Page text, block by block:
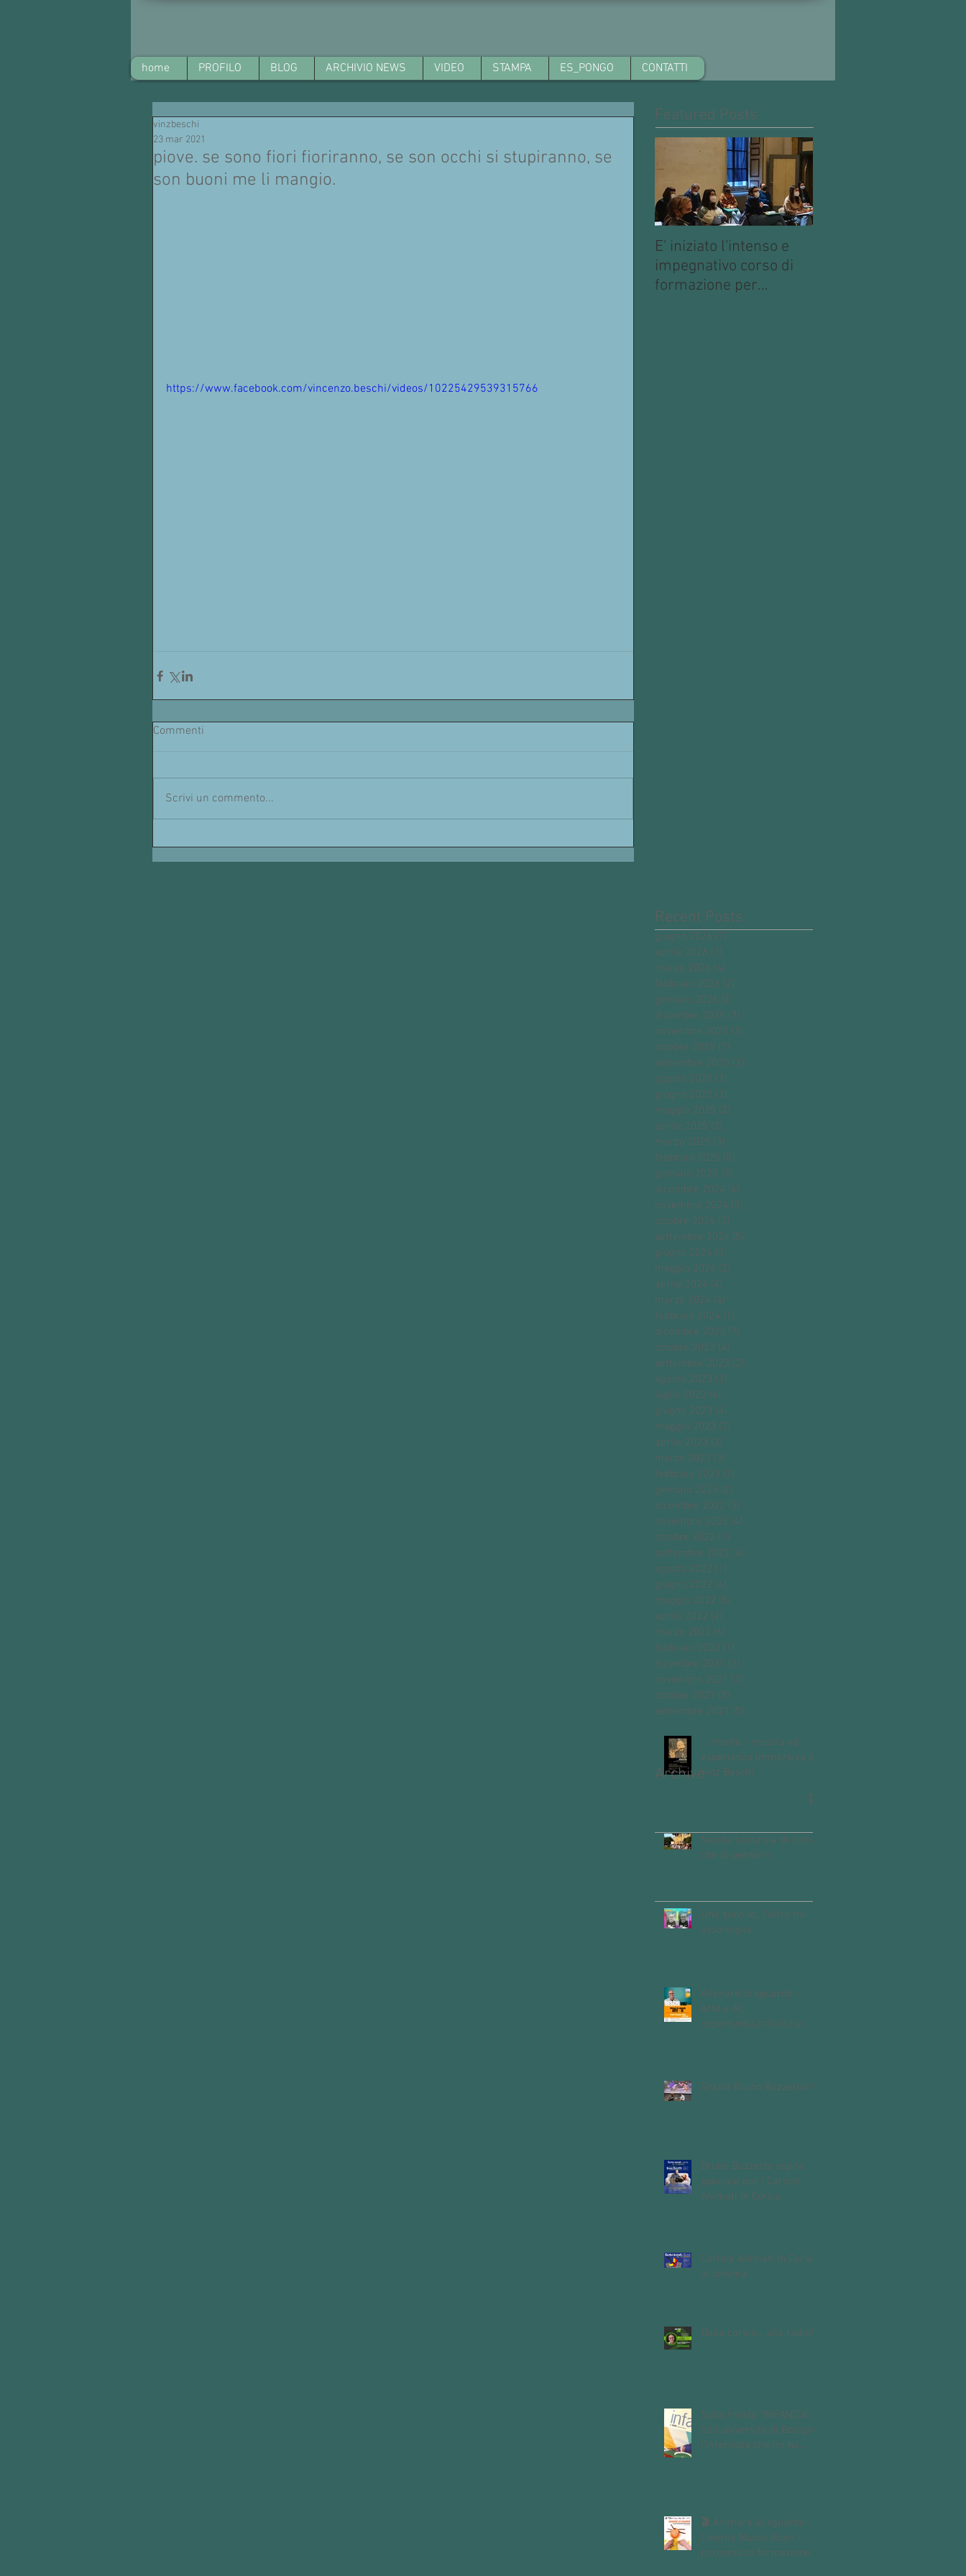
home PROFILO BLOG ARCHIVIO NEWS VIDEO STAMPA ES_PONGO CONTATTI
piove. se sono fiori fioriranno, se son occhi si stupiranno, se
son buoni me li mangio.
vinzbeschi
23 mar 2021
https://www.facebook.com/vincenzo.beschi/videos/10225429539315766
Commenti
Scrivi un commento...
Featured Posts
E' iniziato l'intenso e
impegnativo corso di
formazione per
Recent Posts
giugno 2026 (7)
aprile 2026 (1)
marzo 2026 (4)
febbraio 2026 (2)
gennaio 2026 (2)
dicembre 2025 (7)
novembre 2025 (3)
ottobre 2025 (1)
settembre 2025 (2)
agosto 2025 (3)
giugno 2025 (3)
maggio 2025 (2)
aprile 2025 (3)
marzo 2025 (3)
febbraio 2025 (5)
gennaio 2025 (3)
dicembre 2024 (4)
novembre 2024 (3)
ottobre 2024 (3)
settembre 2024 (5)
giugno 2024 (3)
maggio 2024 (2)
aprile 2024 (4)
marzo 2024 (4)
febbraio 2024 (1)
dicembre 2023 (7)
ottobre 2023 (4)
settembre 2023 (2)
agosto 2023 (3)
luglio 2023 (4)
giugno 2023 (4)
maggio 2023 (7)
aprile 2023 (3)
marzo 2023 (3)
febbraio 2023 (2)
gennaio 2023 (2)
dicembre 2022 (3)
novembre 2022 (4)
ottobre 2022 (1)
settembre 2022 (4)
agosto 2022 (1)
giugno 2022 (4)
maggio 2022 (5)
aprile 2022 (4)
marzo 2022 (6)
febbraio 2022 (1)
dicembre 2021 (3)
novembre 2021 (2)
ottobre 2021 (5)
settembre 2021 (5)
… mente - mostra ed
esperienza immersiva di
Vinz Beschi
Serata calda sia di clima
che di pensieri
Uno sono io...l'altro mi
assomiglia
Allenare lo sguardo -
Arte e AI,
opportunità,criticità e
Grazie Bruno Bozzetto!!!
Bruno Bozzetto ospite
speciale per i Cartoni
Animati In Corsia
Cartoni Animati in Corsia
al cinema
Dalla corsia… alla radio!
Sulla rivista "INFANZIA"
dell'università di Bologna,
l'intervista che mi ha
🎬 Animare lo sguardo -
Cinema Nuovo Eden -
percorso di formazione
Archive